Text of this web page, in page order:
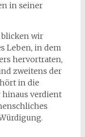
in seiner
blicken wir
Leben, in dem
hervortraten,
zweitens der
in die
hinaus verdient